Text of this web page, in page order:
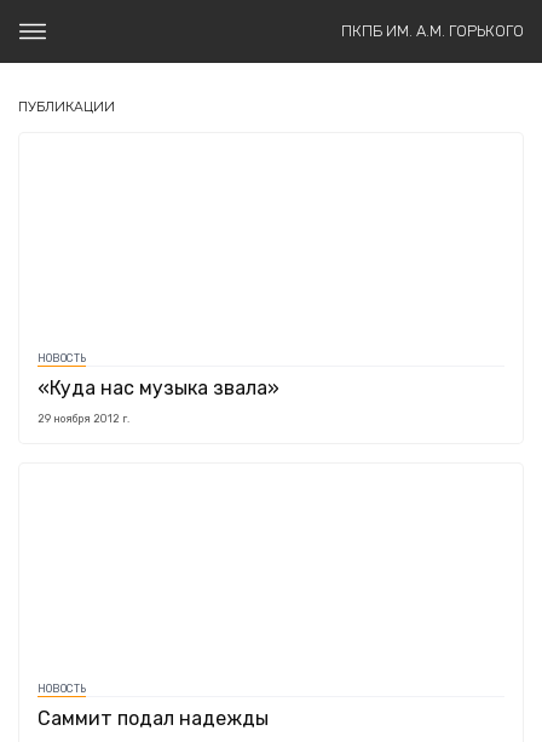
ПКПБ ИМ. А.М. ГОРЬКОГО
ПУБЛИКАЦИИ
НОВОСТЬ
«Куда нас музыка звала»
29 ноября 2012 г.
НОВОСТЬ
Саммит подал надежды